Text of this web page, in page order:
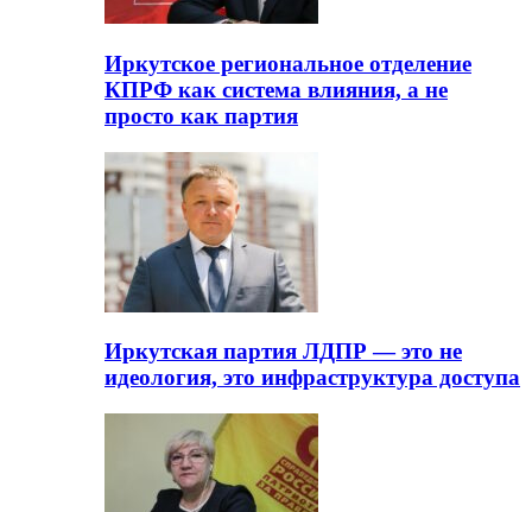
Иркутское региональное отделение
КПРФ как система влияния, а не
просто как партия
Иркутская партия ЛДПР — это не
идеология, это инфраструктура доступа